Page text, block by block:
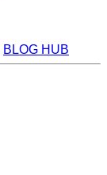
BLOG HUB